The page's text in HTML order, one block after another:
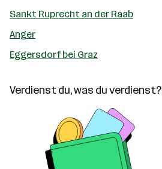
Sankt Ruprecht an der Raab
Anger
Eggersdorf bei Graz
Verdienst du, was du verdienst?